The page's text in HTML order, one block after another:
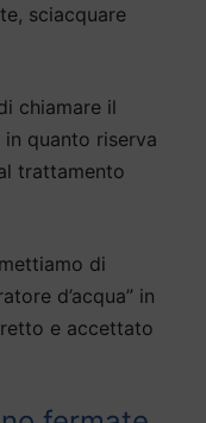
sciacquare
chiamare il
in quanto riserva
trattamento
di
d’acqua” in
e accettato